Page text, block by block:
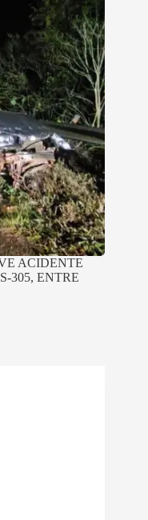
ACIDENTE
305, ENTRE